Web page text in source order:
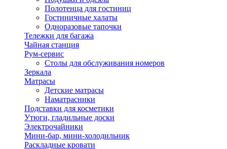
Полотенца для гостиниц
Гостиничные халаты
Одноразовые тапочки
Тележки для багажа
Чайная станция
Рум-сервис
Столы для обслуживания номеров
Зеркала
Матрасы
Детские матрасы
Наматрасники
Подставки для косметики
Утюги, гладильные доски
Электрочайники
Мини-бар, мини-холодильник
Раскладные кровати